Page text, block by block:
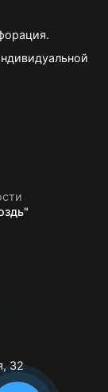
32